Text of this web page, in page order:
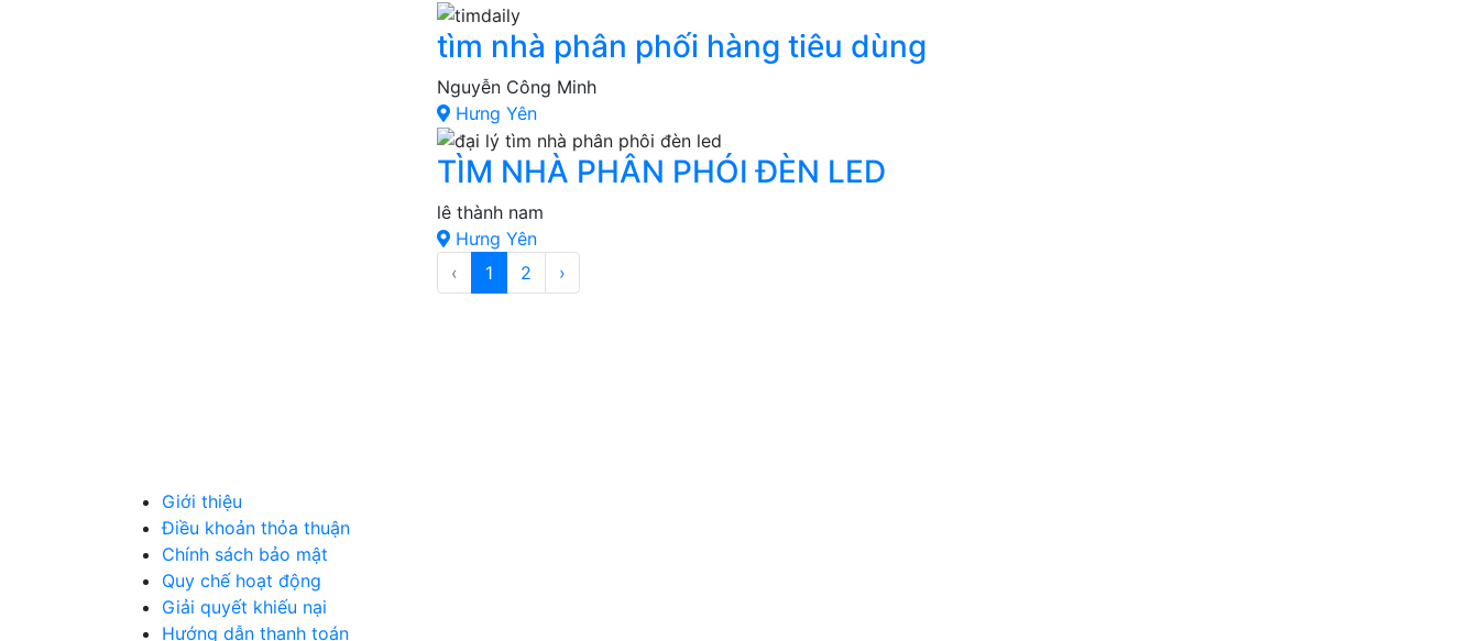
tìm nhà phân phối hàng tiêu dùng
Nguyễn Công Minh
Hưng Yên
TÌM NHÀ PHÂN PHÓI ĐÈN LED
lê thành nam
Hưng Yên
‹
1 2 ›
Giới thiệu
Điều khoản thỏa thuận
Chính sách bảo mật
Quy chế hoạt động
Giải quyết khiếu nại
Hướng dẫn thanh toán